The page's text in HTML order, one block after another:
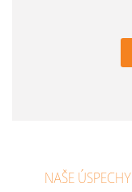
NAŠE ÚSPECHY